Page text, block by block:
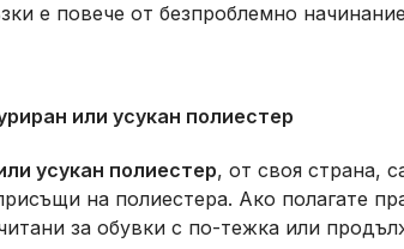
е повече от безпроблемно
или усукан полиестер
усукан полиестер, от своя страна,
на полиестера. Ако полагате
за обувки с по-тежка или